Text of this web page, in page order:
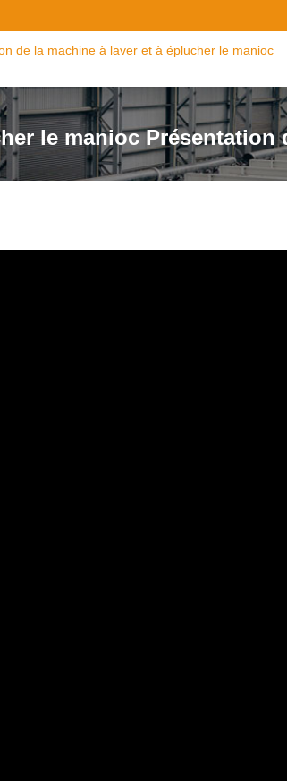
de la machine à laver et à éplucher le manioc
le manioc Présentation